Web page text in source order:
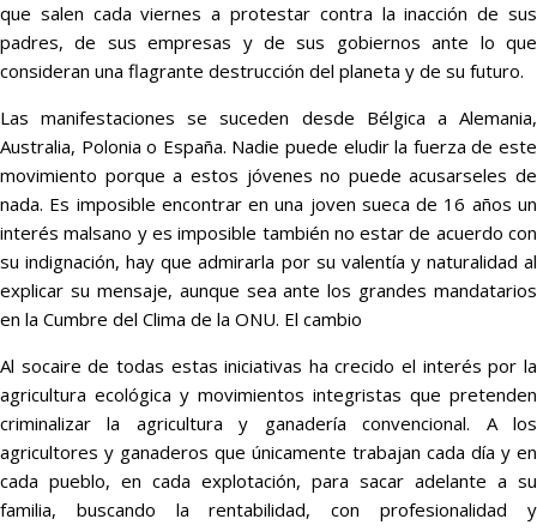
que salen cada viernes a protestar contra la inacción de sus
padres, de sus empresas y de sus gobiernos ante lo que
consideran una flagrante destrucción del planeta y de su futuro.
Las manifestaciones se suceden desde Bélgica a Alemania,
Australia, Polonia o España. Nadie puede eludir la fuerza de este
movimiento porque a estos jóvenes no puede acusarseles de
nada. Es imposible encontrar en una joven sueca de 16 años un
interés malsano y es imposible también no estar de acuerdo con
su indignación, hay que admirarla por su valentía y naturalidad al
explicar su mensaje, aunque sea ante los grandes mandatarios
en la Cumbre del Clima de la ONU. El cambio
Al socaire de todas estas iniciativas ha crecido el interés por la
agricultura ecológica y movimientos integristas que pretenden
criminalizar la agricultura y ganadería convencional. A los
agricultores y ganaderos que únicamente trabajan cada día y en
cada pueblo, en cada explotación, para sacar adelante a su
familia, buscando la rentabilidad, con profesionalidad y